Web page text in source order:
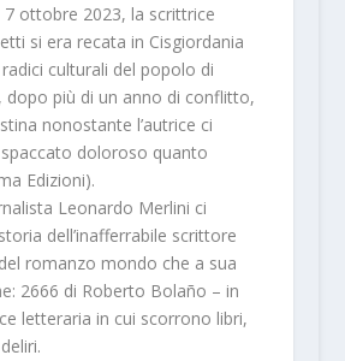
7 ottobre 2023, la scrittrice
si era recata in Cisgiordania
culturali del popolo di
dopo più di un anno di conflitto,
nonostante l’autrice ci
doloroso quanto
Edizioni).
Leonardo Merlini ci
dell’inafferrabile scrittore
romanzo mondo che a sua
2666 di Roberto Bolaño – in
letteraria in cui scorrono libri,